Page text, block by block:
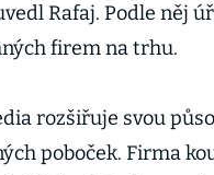
Rafaj. Podle něj
firem na trhu.
rozšiřuje svou
poboček. Firma